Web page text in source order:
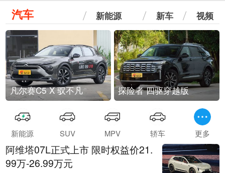
汽车 新能源 新车 视频
凡尔赛C5 X 驭不凡 探险者 四驱穿越版
新能源 SUV MPV 轿车 更多
阿维塔07L正式上市 限时权益价21.
99万-26.99万元